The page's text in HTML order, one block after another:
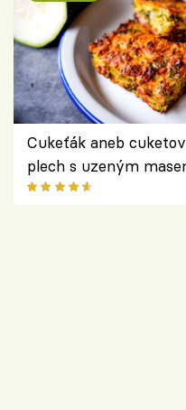
Cukeťák aneb
plech s uzeným
způsob, jak zpracovat